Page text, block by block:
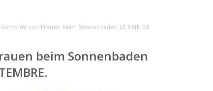
von Frauen beim Sonnenbaden LE BAIN DE
beim Sonnenbaden